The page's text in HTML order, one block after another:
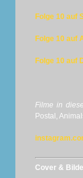
Folge 10 auf
Folge 10 auf
Folge 10 auf
Filme in
Postal,
Cover &